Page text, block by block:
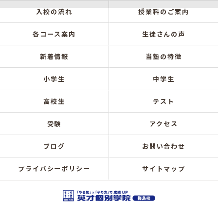
入校の流れ 授業料のご案内
各コース案内 生徒さんの声
新着情報 当塾の特徴
小学生 中学生
高校生 テスト
受験 アクセス
ブログ お問い合わせ
プライバシーポリシー サイトマップ